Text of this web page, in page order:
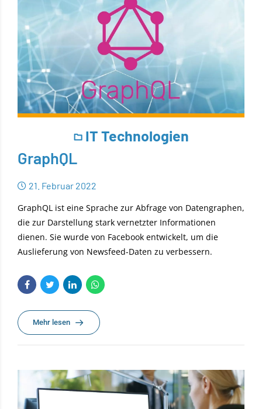
IT Technologien
GraphQL
21. Februar 2022
GraphQL ist eine Sprache zur Abfrage von Datengraphen,
die zur Darstellung stark vernetzter Informationen
dienen. Sie wurde von Facebook entwickelt, um die
Auslieferung von Newsfeed-Daten zu verbessern.
Mehr lesen